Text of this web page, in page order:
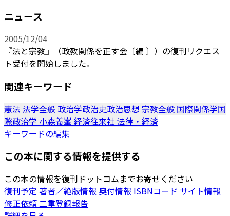
ニュース
2005/12/04
『法と宗教』（政教関係を正す会〔編 〕）の復刊リクエス
ト受付を開始しました。
関連キーワード
憲法 法学全般 政治学政治史政治思想 宗教全般 国際関係学国
際政治学 小森義峯 経済往来社 法律・経済
キーワードの編集
この本に関する情報を提供する
この本の情報を復刊ドットコムまでお寄せください
復刊予定 著者／絶版情報 奥付情報 ISBNコード サイト情報
修正依頼二重登録報告